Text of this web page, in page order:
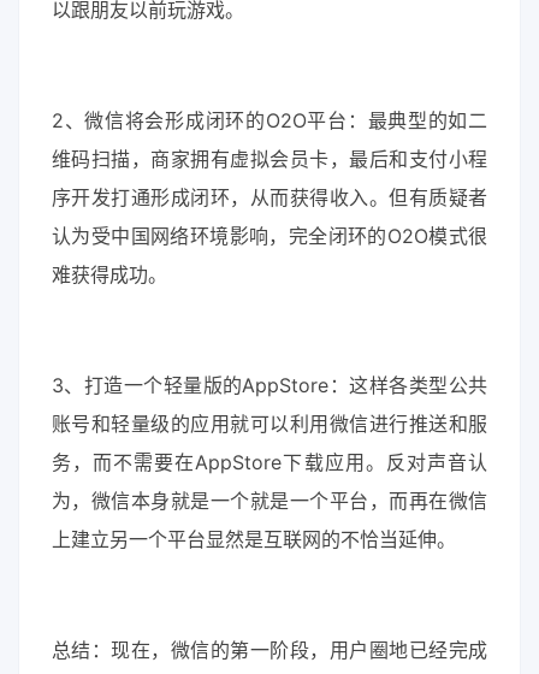
以跟朋友以前玩游戏。
2、微信将会形成闭环的O2O平台：最典型的如二
维码扫描，商家拥有虚拟会员卡，最后和支付小程
序开发打通形成闭环，从而获得收入。但有质疑者
认为受中国网络环境影响，完全闭环的O2O模式很
难获得成功。
3、打造一个轻量版的AppStore：这样各类型公共
账号和轻量级的应用就可以利用微信进行推送和服
务，而不需要在AppStore下载应用。反对声音认
为，微信本身就是一个就是一个平台，而再在微信
上建立另一个平台显然是互联网的不恰当延伸。
总结：现在，微信的第一阶段，用户圈地已经完成